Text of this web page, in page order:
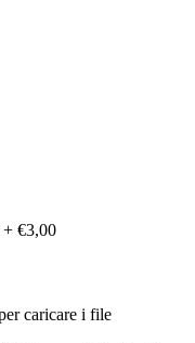
+ €3,00
caricare i file